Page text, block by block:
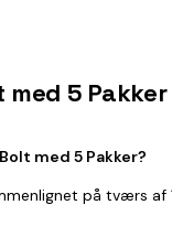
5 Pakker
med 5 Pakker?
på tværs